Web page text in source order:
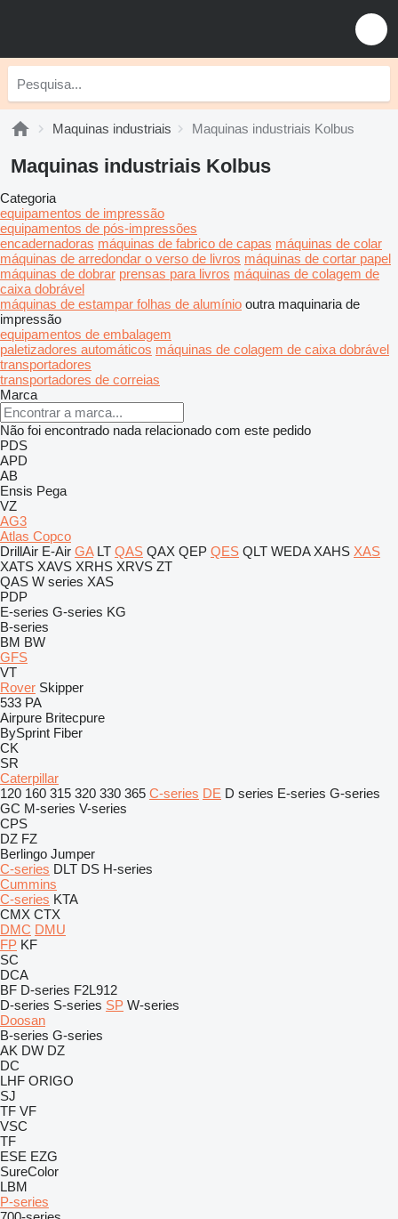
Maquinas industriais Maquinas industriais Kolbus
Maquinas industriais Kolbus
Categoria
equipamentos de impressão
equipamentos de pós-impressões
encadernadoras máquinas de fabrico de capas máquinas de colar
máquinas de arredondar o verso de livros máquinas de cortar papel
máquinas de dobrar prensas para livros máquinas de colagem de
caixa dobrável
máquinas de estampar folhas de alumínio outra maquinaria de
impressão
equipamentos de embalagem
paletizadores automáticos máquinas de colagem de caixa dobrável
transportadores
transportadores de correias
Marca
Não foi encontrado nada relacionado com este pedido
PDS
APD
AB
Ensis Pega
VZ
AG3
Atlas Copco
DrillAir E-Air GA LT QAS QAX QEP QES QLT WEDA XAHS XAS
XATS XAVS XRHS XRVS ZT
QAS W series XAS
PDP
E-series G-series KG
B-series
BM BW
GFS
VT
Rover Skipper
533 PA
Airpure Britecpure
BySprint Fiber
CK
SR
Caterpillar
120 160 315 320 330 365 C-series DE D series E-series G-series
GC M-series V-series
CPS
DZ FZ
Berlingo Jumper
C-series DLT DS H-series
Cummins
C-series KTA
CMX CTX
DMC DMU
FP KF
SC
DCA
BF D-series F2L912
D-series S-series SP W-series
Doosan
B-series G-series
AK DW DZ
DC
LHF ORIGO
SJ
TF VF
VSC
TF
ESE EZG
SureColor
LBM
P-series